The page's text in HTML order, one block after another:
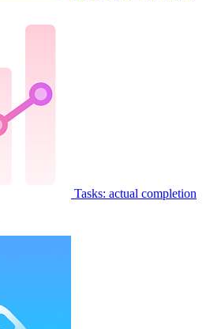
Tasks: actual completion